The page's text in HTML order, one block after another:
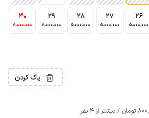
26
5٬000٬000
27
5٬000٬000
28
5٬000٬000
29
8٬000٬000
30
8٬000٬000
پاک کردن